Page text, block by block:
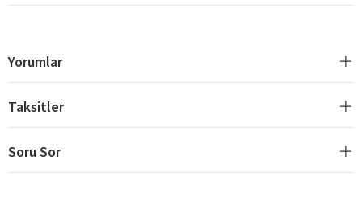
Yorumlar
Taksitler
Soru Sor